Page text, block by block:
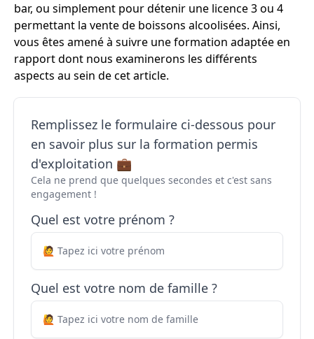
bar, ou simplement pour détenir une licence 3 ou 4
permettant la vente de boissons alcoolisées. Ainsi,
vous êtes amené à suivre une formation adaptée en
rapport dont nous examinerons les différents
aspects au sein de cet article.
Remplissez le formulaire ci-dessous pour
en savoir plus sur la formation permis
d'exploitation 💼
Cela ne prend que quelques secondes et c'est sans
engagement !
Quel est votre prénom ?
Quel est votre nom de famille ?